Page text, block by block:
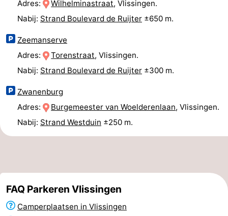
bos
Middelburg
Zeeuws-
Vlaanderen
-
Sluis
-
Cadzand
Natuur
Weer
Adres: Wilhelminastraat, Vlissingen.
Nabij: Strand Boulevard de Ruijter ±650 m.
Zeemanserve
Adres:
Torenstraat, Vlissingen.
Nabij: Strand Boulevard de Ruijter ±300 m.
Zwanenburg
Adres:
Burgemeester van Woelderenlaan, Vlissingen.
Nabij: Strand Westduin ±250 m.
FAQ Parkeren Vlissingen
Camperplaatsen in Vlissingen